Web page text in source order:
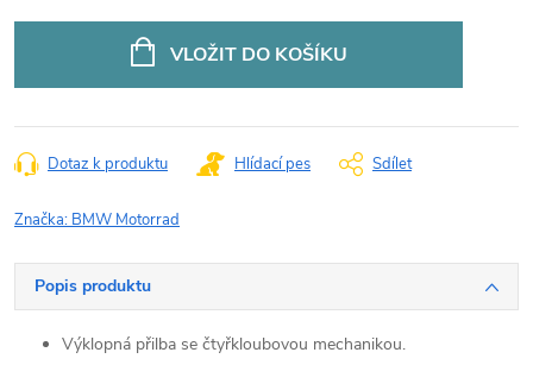
VLOŽIT DO KOŠÍKU
Dotaz k produktu Hlídací pes Sdílet
Značka: BMW Motorrad
Popis produktu
Výklopná přilba se čtyřkloubovou mechanikou.